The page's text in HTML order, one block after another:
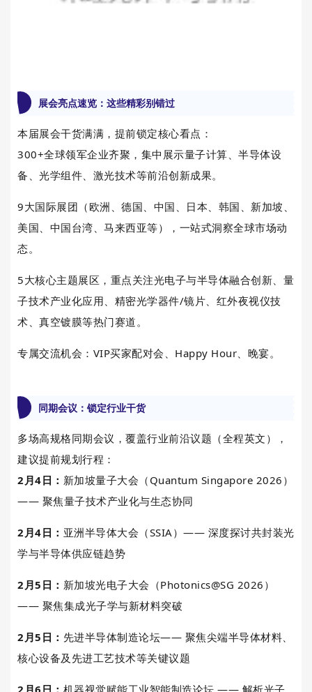
展会亮点速览：这些精彩别错过
本届展会干货满满，提前锁定核心看点：
300+全球领军企业齐聚，集中展示量子计算、半导体设
备 、光学组件、激光技术等前沿创新成果。
9大国际展团（欧洲、德国、中国、日本、韩国、新加坡、
美国、中国台湾、马来西亚等），一站式洞察全球市场动
态。
5大核心主题展区，重点关注光电子与半导体融合创新、量
子技术产业化应用、精密光学器件/镜片、红外夜视仪技
术、真空镀膜等热门赛道。
专属交流机会：VIP买家配对会、Happy Hour、晚宴。
同期会议：锁定行业干货
多场高规格同期会议，覆盖行业前沿议题（全程英文），
建议提前规划行程：
2月4日： 新加坡量子大会（Quantum Singapore 2026）
—— 聚焦量子技术产业化与生态协同
2月4日： 亚洲半导体大会（SSIA）—— 深度探讨共封装光
学与半导体供应链趋势
2月5日： 新加坡光电子大会（Photonics@SG 2026）
—— 聚焦集成光子学与新材料突破
2月5日： 先进半导体制造论坛—— 聚焦尖端半导体材料、
核心设备及先进工艺技术等关键议题
2月6日： 机器视觉赋能工业智能制造论坛 —— 解析光子